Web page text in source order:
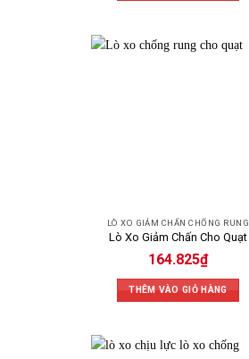
LÒ XO GIẢM CHẤN CHỐNG RUNG
Lò Xo Giảm Chấn Cho Quạt
164.825₫
THÊM VÀO GIỎ HÀNG